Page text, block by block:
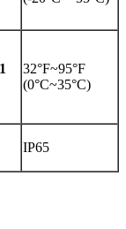
32°F~95°F
(0°C~35°C)
IP65